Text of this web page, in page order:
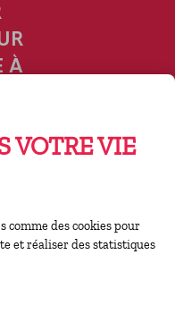
À
VOTRE VIE
comme des cookies pour
et réaliser des statistiques